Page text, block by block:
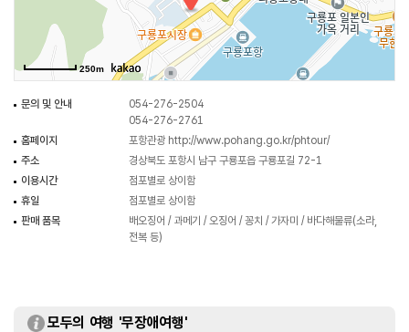
해물류가 즐비하게 늘어서 있는 그야말로 싱싱한 바다음식의 장터 그대로라
해도 과언이 아니다. 특히 경북도내 어획고의 70% 이상을 차지하고 있는
구룡포항의 오징어는 구룡포 장의 특산물이자 맛 또한 일품으로 바다음식을
선호하는 미식가들 사이에서는 널리 알려진 사실로 왕래의 발길이 끊이지
250m
문의 및 안내
054-276-2504
054-276-2761
홈페이지
포항관광 http://www.pohang.go.kr/phtour/
주소
경상북도 포항시 남구 구룡포읍 구룡포길 72-1
이용시간
점포별로 상이함
휴일
점포별로 상이함
판매 품목
배오징어 / 과메기 / 오징어 / 꽁치 / 가자미 / 바다해물류(소라,
전복 등)
모두의 여행 '무장애여행'